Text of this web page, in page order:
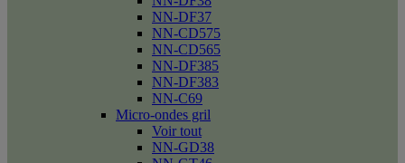
NN-DF37
NN-CD575
NN-CD565
NN-DF385
NN-DF383
NN-C69
Micro-ondes gril
Voir tout
NN-GD38